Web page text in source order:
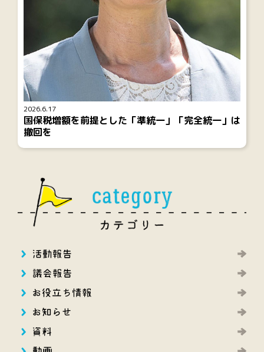
2026.6.17
国保税増額を前提とした「準統一」「完全統一」は
撤回を